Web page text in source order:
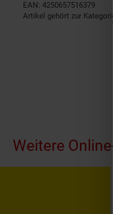
EAN: 4250657516379
Artikel gehört zur
Weitere